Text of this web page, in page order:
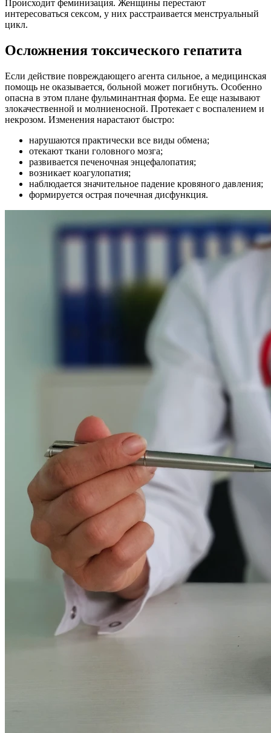
Происходит феминизация. Женщины перестают
интересоваться сексом, у них расстраивается менструальный
цикл.
Осложнения токсического гепатита
Если действие повреждающего агента сильное, а медицинская
помощь не оказывается, больной может погибнуть. Особенно
опасна в этом плане фульминантная форма. Ее еще называют
злокачественной и молниеносной. Протекает с воспалением и
некрозом. Изменения нарастают быстро:
нарушаются практически все виды обмена;
отекают ткани головного мозга;
развивается печеночная энцефалопатия;
возникает коагулопатия;
наблюдается значительное падение кровяного давления;
формируется острая почечная дисфункция.